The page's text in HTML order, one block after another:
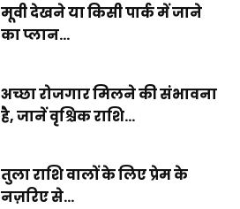
मूवी देखने या किसी पार्क में जाने
का प्लान...
अच्छा रोजगार मिलने की संभावना
है, जानें वृश्चिक राशि...
तुला राशि वालों के लिए प्रेम के
नज़रिए से...